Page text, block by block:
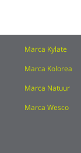
Marca Kylate
Marca Kolorea
Marca Natuur
Marca Wesco